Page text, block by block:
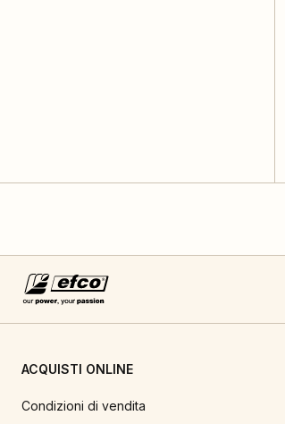
ACQUISTI ONLINE
Condizioni di vendita